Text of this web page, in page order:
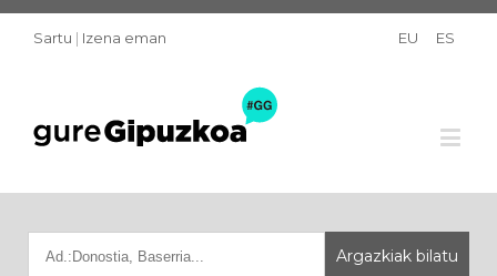
Sartu | Izena eman EU ES